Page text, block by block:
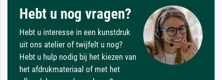
Hebt u nog vragen?
Hebt u interesse in een kunstdruk
uit ons atelier of twijfelt u nog?
Hebt u hulp nodig bij het kiezen van
het afdrukmateriaal of met het